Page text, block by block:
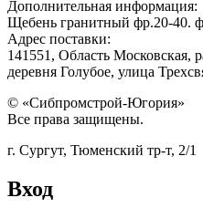
Дополнительная информация:
Щебень гранитный фр.20-40.
Адрес поставки:
141551, Область Московская,
деревня Голубое, улица
© «Сибпромстрой-Югория»
Все права защищены.
г. Сургут, Тюменский тр-т, 2/1
Вход